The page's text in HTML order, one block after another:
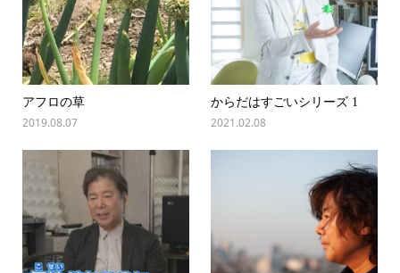
アフロの草
2019.08.07
からだはすごいシリーズ 1
2021.02.08